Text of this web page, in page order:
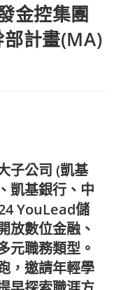
金控集團
計畫(MA)
子公司 (凱基
凱基銀行、中
YouLead儲
放數位金融、
元職務類型。
，邀請年輕學